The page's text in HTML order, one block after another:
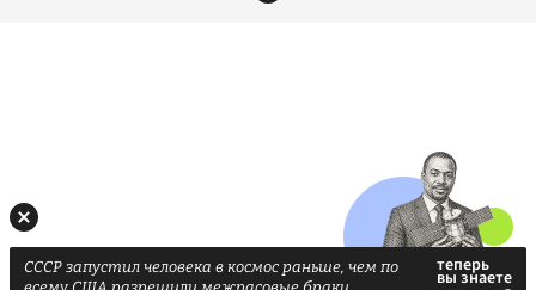
СССР запустил человека в космос раньше, чем по